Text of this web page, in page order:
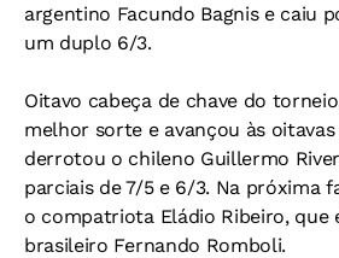
argentino Facundo Bagnis e caiu
um duplo 6/3.
Oitavo cabeça de chave do
melhor sorte e avançou às
derrotou o chileno Guillermo
parciais de 7/5 e 6/3. Na próxima
o compatriota Eládio Ribeiro, que
brasileiro Fernando Romboli.